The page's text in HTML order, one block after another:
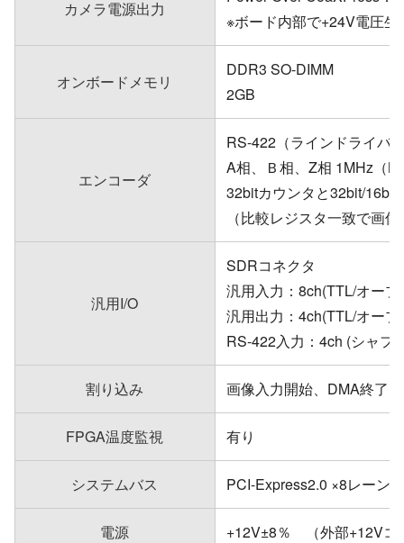
カメラ電源出力
※ボード内部で+24V電圧生
オンボードメモリ
DDR3 SO-DIMM
2GB
エンコーダ
RS-422（ラインドライバ
A相、Ｂ相、Z相 1MHz（
32bitカウンタと32bit/16bit
（比較レジスタ一致で画
汎用I/O
SDRコネクタ
汎用入力：8ch(TTL/オー
汎用出力：4ch(TTL/オー
RS-422入力：4ch (シャフ
割り込み 画像入力開始、DMA終了
FPGA温度監視 有り
システムバス PCI-Express2.0 ×8レーン
電源 +12V±8％ （外部+12Vコ